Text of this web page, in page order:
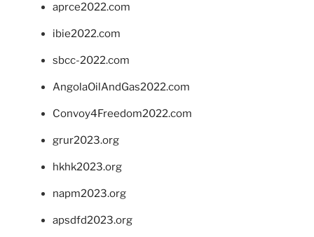
aprce2022.com
ibie2022.com
sbcc-2022.com
AngolaOilAndGas2022.com
Convoy4Freedom2022.com
grur2023.org
hkhk2023.org
napm2023.org
apsdfd2023.org